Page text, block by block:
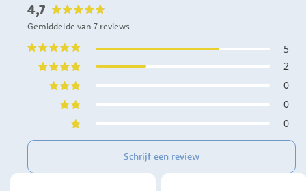
4,7
Gemiddelde van 7 reviews
5
2
0
0
0
Schrijf een review